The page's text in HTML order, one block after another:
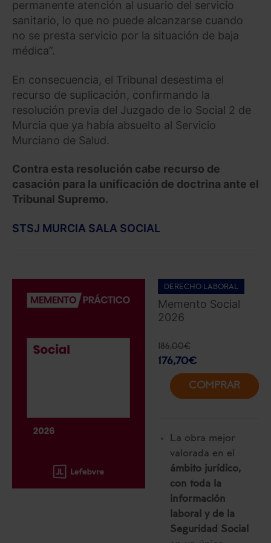
permanente atención al usuario del servicio
sanitario, lo que no puede alcanzarse cuando
no se presta servicio por la situación de baja
médica”.
En consecuencia, el Tribunal desestima el
recurso de suplicación, confirmando la
resolución previa del Juzgado de lo Social 2 de
Murcia que ya había absuelto al Servicio
Murciano de Salud.
Contra esta resolución cabe recurso de
casación para la unificación de doctrina ante el
Tribunal Supremo.
STSJ MURCIA SALA SOCIAL
DERECHO LABORAL
Memento Social
2026
186,00€
176,70€
COMPRAR
La obra mejor
valorada en el
ámbito jurídico,
con toda la
información
laboral y de la
Seguridad Social